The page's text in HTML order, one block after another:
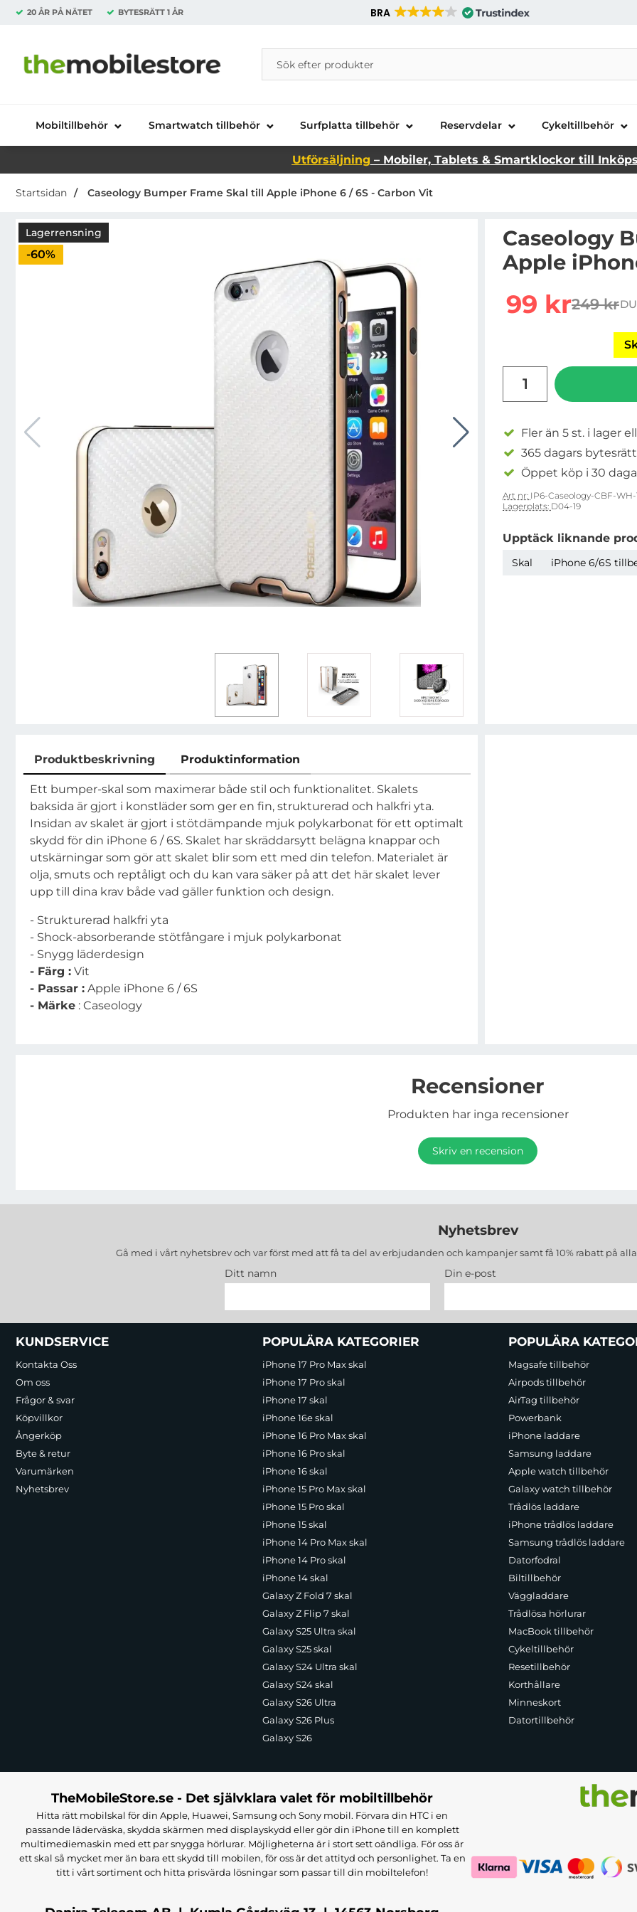
20 ÅR PÅ NÄTET BYTESRÄTT 1 ÅR BRA
Startsidan för Danira Telecom AB
Sök
Sök på Danira Telecom AB
Mobiltillbehör Smartwatch tillbehör Surfplatta tillbehör Reservdelar Cykeltillbehör
Utförsäljning – Mobiler, Tablets & Smartklockor till
Startsidan Caseology Bumper Frame Skal till Apple iPhone 6 / 6S - Carbon Vit
Lagerrensning
Priset är nedsatt med
-60%
Caseology
Apple
rea pris
99 krtidigare
249 kr
Fler än 5 st. i lager
365 dagars bytesrätt
Öppet köp i 30
Art nr: IP6-Caseology-CBF-WH-
Lagerplats: D04-19
Upptäck liknande
Skal iPhone 6/6S
Produktbeskrivning Produktinformation
Produktbeskrivning
Ett bumper-skal som maximerar både stil och funktionalitet. Skalets
baksida är gjort i konstläder som ger en fin, strukturerad och halkfri yta.
Insidan av skalet är gjort i stötdämpande mjuk polykarbonat för ett optimalt
skydd för din iPhone 6 / 6S. Skalet har skräddarsytt belägna knappar och
utskärningar som gör att skalet blir som ett med din telefon. Materialet är
olja, smuts och reptåligt och du kan vara säker på att det här skalet lever
upp till dina krav både vad gäller funktion och design.
- Strukturerad halkfri yta
- Shock-absorberande stötfångare i mjuk polykarbonat
- Snygg läderdesign
- Färg : Vit
- Passar : Apple iPhone 6 / 6S
- Märke : Caseology
Recensioner
Produkten har inga recensioner
Skriv en recension
Nyhetsbrev
Gå med i vårt nyhetsbrev och var först med att få ta del av erbjudanden och kampanjer samt få 10% rabatt på alla
Ditt namn Din e-post
Sidfot Blandad info och länkar
KUNDSERVICE
Kontakta Oss
Om oss
Frågor & svar
Köpvillkor
Ångerköp
Byte & retur
Varumärken
Nyhetsbrev
POPULÄRA KATEGORIER
iPhone 17 Pro Max skal
iPhone 17 Pro skal
iPhone 17 skal
iPhone 16e skal
iPhone 16 Pro Max skal
iPhone 16 Pro skal
iPhone 16 skal
iPhone 15 Pro Max skal
iPhone 15 Pro skal
iPhone 15 skal
iPhone 14 Pro Max skal
iPhone 14 Pro skal
iPhone 14 skal
Galaxy Z Fold 7 skal
Galaxy Z Flip 7 skal
Galaxy S25 Ultra skal
Galaxy S25 skal
Galaxy S24 Ultra skal
Galaxy S24 skal
Galaxy S26 Ultra
Galaxy S26 Plus
Galaxy S26
POPULÄRA
Magsafe tillbehör
Airpods tillbehör
AirTag tillbehör
Powerbank
iPhone laddare
Samsung laddare
Apple watch tillbehör
Galaxy watch tillbehör
Trådlös laddare
iPhone trådlös laddare
Samsung trådlös laddare
Datorfodral
Biltillbehör
Väggladdare
Trådlösa hörlurar
MacBook tillbehör
Cykeltillbehör
Resetillbehör
Korthållare
Minneskort
Datortillbehör
TheMobileStore.se - Det självklara valet för mobiltillbehör
Hitta rätt mobilskal för din Apple, Huawei, Samsung och Sony mobil. Förvara din HTC i en
passande läderväska, skydda skärmen med displayskydd eller gör din iPhone till en komplett
multimediemaskin med ett par snygga hörlurar. Möjligheterna är i stort sett oändliga. För oss är
ett skal så mycket mer än bara ett skydd till mobilen, för oss är det attityd och personlighet. Ta en
titt i vårt sortiment och hitta prisvärda lösningar som passar till din mobiltelefon!